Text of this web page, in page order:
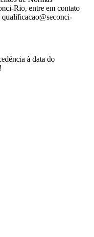
Rio, entre em contato
à data do